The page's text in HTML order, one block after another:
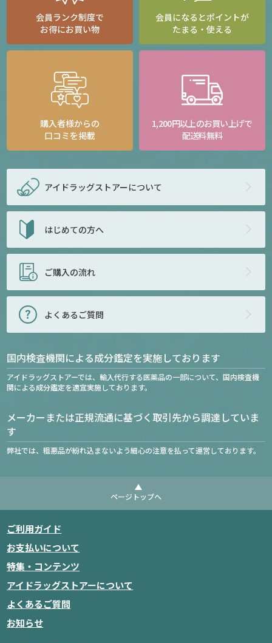
会員ランク制度で
お得にお買い物
会員になるとポイントが
たまる・使える
購入者様からの
口コミを掲載
1,200円以上のお買い上げで
配送料無料
アイドラッグストアーについて
はじめての方へ
ご購入の流れ
よくあるご質問
国内検査機関による成分鑑定を実施しております
アイドラッグストアーでは、輸入代行する医薬品の一部について、国内検査機
関による成分鑑定を適宜実施しております。
メーカーまたは正規流通に基づく取引先から調達していま
す
弊社では、粗悪品が紛れ込まないよう細心の注意を払って運営しております。
ページトップへ
ご利用ガイド
お支払いについて
特集・コンテンツ
アイドラッグストアーについて
よくあるご質問
お知らせ